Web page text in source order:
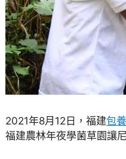
2021年8月12日，福建包
福建農林年夜學菌草園讓